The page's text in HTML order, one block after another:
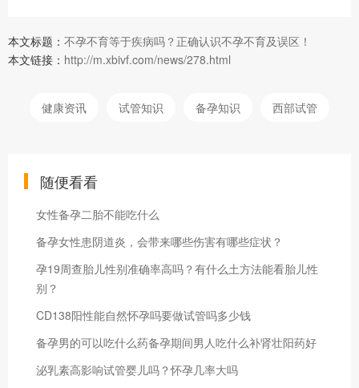
本文标题： 不孕不育等于疾病吗？正确认识不孕不育及误区！
本文链接： http://m.xbivf.com/news/278.html
健康资讯 试管知识 备孕知识 西部试管
随便看看
女性备孕二胎不能吃什么
备孕女性患阴道炎，会带来哪些伤害有哪些症状？
孕19周查胎儿性别准确率高吗？有什么土方法能看胎儿性
别？
CD138阳性能自然怀孕吗要做试管吗多少钱
备孕男的可以吃什么药备孕期间男人吃什么补肾壮阳药好
泌乳素高影响试管婴儿吗？怀孕几率大吗